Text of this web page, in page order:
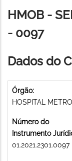
de
navegação
HMOB -
- 0097
Dados do
Órgão:
HOSPITAL
Número do
Instrumento
01.2021.2301.0097